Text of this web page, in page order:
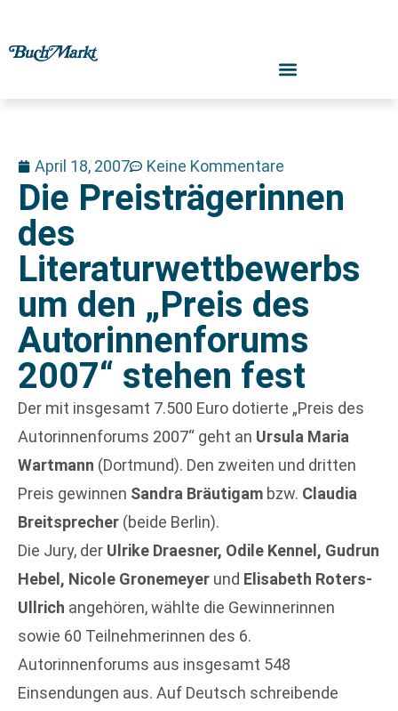
April 18, 2007 Keine Kommentare
Die Preisträgerinnen
des
Literaturwettbewerbs
um den „Preis des
Autorinnenforums
2007“ stehen fest
Der mit insgesamt 7.500 Euro dotierte „Preis des
Autorinnenforums 2007“ geht an Ursula Maria
Wartmann (Dortmund). Den zweiten und dritten
Preis gewinnen Sandra Bräutigam bzw. Claudia
Breitsprecher (beide Berlin).
Die Jury, der Ulrike Draesner, Odile Kennel, Gudrun
Hebel, Nicole Gronemeyer und Elisabeth Roters-
Ullrich angehören, wählte die Gewinnerinnen
sowie 60 Teilnehmerinnen des 6.
Autorinnenforums aus insgesamt 548
Einsendungen aus. Auf Deutsch schreibende